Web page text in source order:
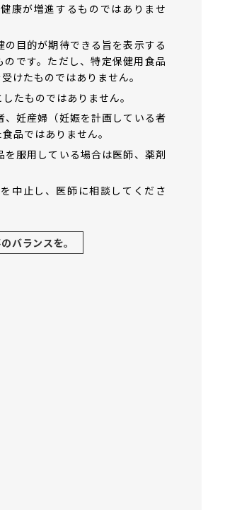
康が増進するものではありませ
目的が期待できる旨を表示する
です。ただし、特定保健用食品
けたものではありません。
たものではありません。
、妊産婦（妊娠を計画している者
品ではありません。
を服用している場合は医師、薬剤
中止し、医師に相談してくださ
バランスを。